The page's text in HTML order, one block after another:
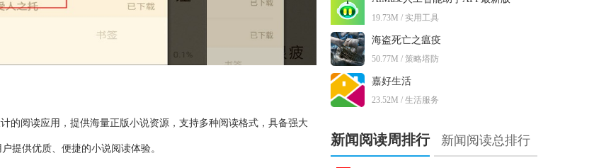
的阅读应用，提供海量正版小说资源，支持多种阅读格式，具备强大
提供优质、便捷的小说阅读体验。
19.73M / 实用工具
海盗死亡之瘟疫
50.77M / 策略塔防
嘉好生活
23.52M / 生活服务
新闻阅读周排行 新闻阅读总排行